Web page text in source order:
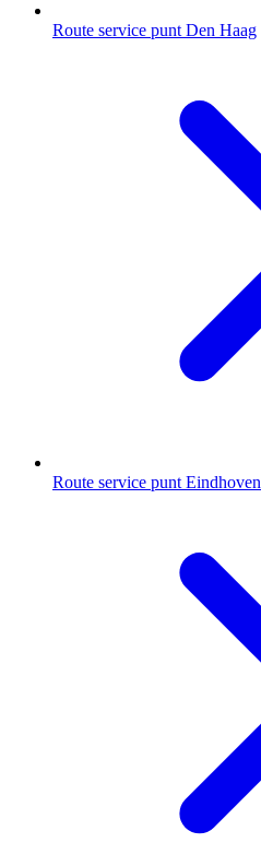
Route service punt Den Haag
Route service punt Eindhoven